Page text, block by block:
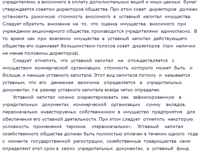
ую  стоимость  вносимого  в  уставный  капитал  имущества.
Следует обратить  внимание  на  то,  что  оценка  имущества,  вносимого  при
учреждении акционерного общества, производится учредителями  единогласно.  В
то  время  как  при  внесении  имущества  в  уставный  капитал  действующего
общества его оценивает большинством голосов совет  директоров  (при  наличии
не менее половины директоров).
       Следует  отметить,  что  уставной  капитал   не   отождествляется   с
имуществом  коммерческой  организации,  стоимость  которого  может  быть   и
больше, и меньше уставного капитала. Этот вид капитала потому  и  называется
уставным,  что  его   денежная   величина   определяется   в   учредительных
документах, т.е. размер уставного капитала всегда четко определен.
       Уставной  капитал  можно  охарактеризовать  как   зафиксированную   в
учредительных   документах   коммерческой   организации    сумму    вкладов,
первоначально  инвестируемых  собственником  в  имущество  предприятия   для
обеспечения его уставной деятельности. При этом следует  отметить  некоторую
условность   применения   термина    «первоначально».    Уставный    капитал
хозяйственного общества должен быть полностью оплачен в течении одного  года
с  момента  государственной  регистрации,  хозяйственные  товарищества  сами
определяют этот срок в  своих  учредительных  документах,  а  уставный  фонд
унитарных  предприятий  должен  быть  полностью  оплачен   уже   к   моменту
регистрации. Более того, уставный капитал может  быть  увеличен  в  процессе
функционирования  предприятия,  и  при  этом  он  уже   выступает   не   как
первоначальный  источник,  а   как   источник   привлечения   дополнительных
ресурсов.
       Направления  использования  уставного  капитала   законодательно   не
определены. Единственное требование, чтобы  уставной  капитал  обеспечивался
имуществом организации. Отсюда в российской  практике  появляются  проблемы.
При создании  предприятия  собственники  обычно  делают  вклады  в  уставной
капитал по утвержденному минимуму (100  минимальных  размеров  оплаты  труда
для обществ с ограниченной ответственностью и закрытых  акционерных  обществ
и 1000 минимальных размеров оплаты труда для открытых акционерных  обществ).
В настоящее время на эту сумму невозможно не то  что  приобрести  недвижимое
имущество, но и сделать необходимые расходы для  начала  своей  деятельности
(например:  для  ведения  бухгалтерии  на  предприятии  обычно  используется
компьютерные программы 1С: Бухгалтерия и Парус –  Администратор.  Совокупная
стоимость  приобретения  компьютера  и  программы   составляет   около   320
минимальных размеров оплаты труда. Отсюда неизбежность  привлечения  заемных
источников  и,  как   следствие,   резкое   увеличение   риска   банкротства
предприятия, т.к. суммы займов или кредитов и процентов по  ним  значительно
превышают собственные ресурсы предприятия. И  это  при  начале  деятельности
предприятия, когда еще не сформирована потребность в производимых товарах  и
услугах и еще не известно, а будут ли они пользоваться  спросом  и  появится
ли у предприятия доход, позволяющий расплатиться  за  ранее  предоставленные
средства. Т.е.  для  обществ  с  ограниченной  ответственностью  и  закрытых
акционерных обществ  не  выполняются  несколько  главных  функций  уставного
капитала: уставной капитал не является первоначальным (стартовым)  капиталом
и не является  гарантией  перед  третьими  лицами  по  обязательствам,  т.к.
дополнительные  займы  и  кредиты  зачастую  значительно  превосходят  сумму
уставного капитала. Ненамного лучше обстоят  у  вновь  формируемых  открытых
акционерных  обществ.  Здесь  сумма   формируемых   собственных   финансовых
ресурсов за счет уставного капитала значительно больше и  ее  может  хватить
для запуска небольшого производства. Однако, если в целях  формирования  ОАО
присутствуют материалоемкие технологии,  требующие  дорогой  технологической
оснастки и оборудования – без дополнительного  привлечения  заемных  средств
не обойтись.
      Другое дело, если формирование  предприятия  происходит  на  базе  уже
имеющегося (в  основном  на  базе  бывших  государственных  и  муниципальных
предприятий  или   особо   крупных   отраслевых   предприятиях).   В   таких
предприятиях уже имеется какой-то механизм  деятельности  и  производства  и
как  следствие,  какая-то  величина  собственных  средств,   находящаяся   в
основном в имуществе предприятия. Поэтому формируемый  уставной  капитал  не
должен выполнять роль стартового капитала. С  другой  стороны  реорганизация
деятельности и организационно –  правовой  формы  предприятия  происходит  в
основном  из-за  нерентабельности  предприятия   по   каким-либо   причинам.
Основными  являются:  производство  товаров  не   пользующихся   спросом   и
устаревшие технологии. Для реорганизации требуются дополнительные  средства,
которые желательно сформировать за счет собственных резервов. В  тоже  время
наблюдается убыточность деятельности предприятия, т.е.  отсутствие  прибыли,
отсутствие  амортизационных  отчислений,  т.к.  срок  амортизации  имущества
давно истек и средства уже потрачены. Остаются только в основном  доходы  от
продажи имущества или сдачи его в  аренду,  но  и  это  не  является  полным
решением проблемы по  финансированию  реорганизации  предприятия.  Возможным
выходом является привлечение заемных источников на долговременной основе,  и
как следствие, повышение риска неплатежеспособности и банкротства.
      Выход видится только один: приведение минимальной  величины  уставного
капитала к реальному уровню.  Однако  у  всякого  решения  есть  и  обратная
сторона: при этом резко повышаются входные барьеры для входа в бизнес  новых
собственников для организации  новых  предприятий.  В  тоже  время  возможно
создание специальных организаций,  которые  на  коммерческой  долговременной
основе будут участвовать в организации новых предприятий. В  более  льготных
условиях при этом будут чувствовать себя акционерные общества,  которым  для
привлечения большего количества собственных  финансовых  средств  необходимо
будет увеличить либо цену акций,  либо  их  количество  и  решить  при  этом
проблему в управлении обществом.



2.1.2. Добавочный и резервный капитал


      В процессе хозяйственной деятельности у общества может появиться новое
имущество или возрасти учетная стоимость уже имеющегося, т.е.  увеличиваются
размеры активов. Для учета источников  такого  имущества  или  прироста  его
стоимости в бухгалтерском учете введено понятие  добавочного  капитала.  Как
объект учета он возник в соответствии с  изменениями  правил  оценки  статей
бухгалтерской отчетности организаций для отражения инфляционных процессов.
      Доходы  организации,  относимые  на  добавочный  капитал,  увеличивают
собственный капитал организации, однако не влияют  на  финансовый  результат
деятельности организации в отчетном  периоде.  Например,  организация  может
безвозмездно  получить  в   собственность   дорогостоящее   производственное
помещение, в результате ее имущество  и  капитал  будут  иметь  существенный
прирост, однако финансовым результатом деятельности организации  в  отчетном
периоде может стать убыток. Наличие  доходов,  не  включаемых  в  финансовый
результат  деятельности,  принимается  в  расчет  в  налоговом  учете:   при
исчислении  налогооблагаемой  прибыли,  доходы   относимые   на   добавочный
капитал, присоединяются к прибыли, подлежащей налогообложению.
      Образование средств происходит путем:
   1.   Прироста   стоимости   внеоборотных   активов   (основных   средств,
      нематериальных активов,  долгосрочных  финансовых  вложений  и  прочих
      капитальных вложений) предприятия в результате переоценки;
   2. Безвозмездно полученного имущества и денежных средств от юридических и
      физических лиц;
   3. Дополнительной  эмиссии  акций  или  повышения  номинальной  стоимости
      акций, за счет суммы разницы между продажной и номинальной  стоимостью
      акций, вырученной при реализации их по цене,  превышающий  номинальную
      стоимость;
   4. Прироста стоимости внеоборотных активов, созданных за счет прибыли или
      фондов предприятия;
   5.  Отражения  положительных  курсовых  разниц  по  вкладам   иностранных
      инвесторов в уставные капиталы российских организаций.
   Добавочный капитал может образовываться не только по  перечисленным  выше
причинам.  Что  включать  в  состав   добавочного   капитала   и   как   его
использовать,    решают    собственники     предприятия,     разрабатывающие
соответствующие положения. Эти положения должны быть  утверждены  протоколом
общего собрания учредителей, после чего  закрепляются  приказом  об  учетной
политике.

      Резервный капитал  создается  в  соответствии  с  законодательством  и
учредительными документами  организации  на  покрытие  возможных  в  будущем
непредвиденных убытков, потерь.  Резервный  капитал  –  это  так  называемый
запасной финансовый источник, который создается как  гарантия  бесперебойной
работы предприятия  и  соблюдения  интересов  третьих  лиц.  Наличие  такого
финансового   источника   придает   последним   уверенность   в    погашении
предприятием своих обязательств. Чем больше резервный капитал,  тем  большая
сумма убытков может  быть  компенсирована  и  тем  большую  свободу  маневра
получает руководство предприятия при преодолении убытков.
       Образование  резервного  капитала   может   носить   обязательный   и
добровольный характер.  В  первом  случае  он  создается  в  соответствии  с
законодательством  России,  а  во  втором  –  в  соответствии  с   порядком,
установленным в учредительных документах  предприятия,  или  с  его  учетной
политикой.  В  настоящее  время  создание   резервного   капитала   является
обязательным только для акционерных обществ  и  предприятий  с  иностранными
инвестициями.  Если  у  организации  есть   филиалы   и   представительства,
зарегистрированные как налогоплательщики, то они  также  могут  образовы